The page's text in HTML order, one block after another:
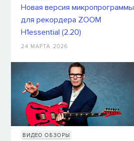
Новая версия микропрограммы
для рекордера ZOOM
H1essential (2.20)
24 МАРТА 2026
ВИДЕО ОБЗОРЫ